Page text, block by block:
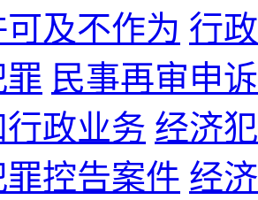
及不作为 行
民事再审申诉
政业务 经济
控告案件 经